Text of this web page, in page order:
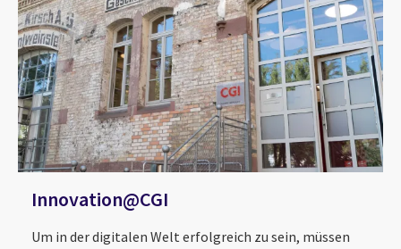
Innovation@CGI
Um in der digitalen Welt erfolgreich zu sein, müssen